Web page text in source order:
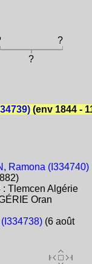
?
?
(env 1844 -
Ramona (I334740)
: Tlemcen Algérie
Oran
(6 août